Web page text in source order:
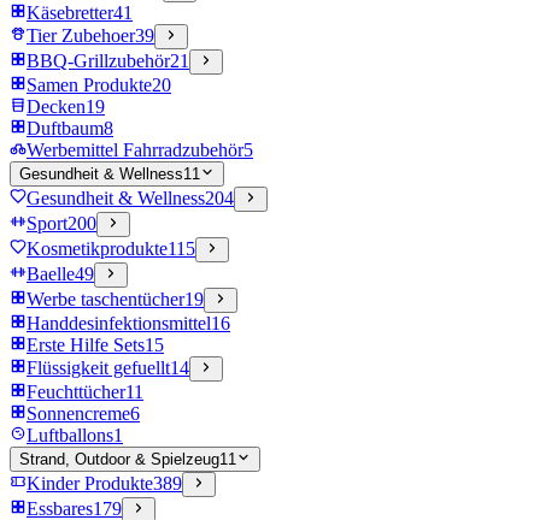
Käsebretter41
Tier Zubehoer39
BBQ-Grillzubehör21
Samen Produkte20
Decken19
Duftbaum8
Werbemittel Fahrradzubehör5
Gesundheit & Wellness11
Gesundheit & Wellness204
Sport200
Kosmetikprodukte115
Baelle49
Werbe taschentücher19
Handdesinfektionsmittel16
Erste Hilfe Sets15
Flüssigkeit gefuellt14
Feuchttücher11
Sonnencreme6
Luftballons1
Strand, Outdoor & Spielzeug11
Kinder Produkte389
Essbares179